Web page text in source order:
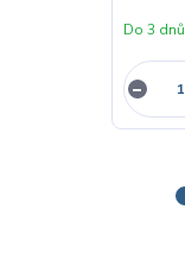
Do 3 dnů